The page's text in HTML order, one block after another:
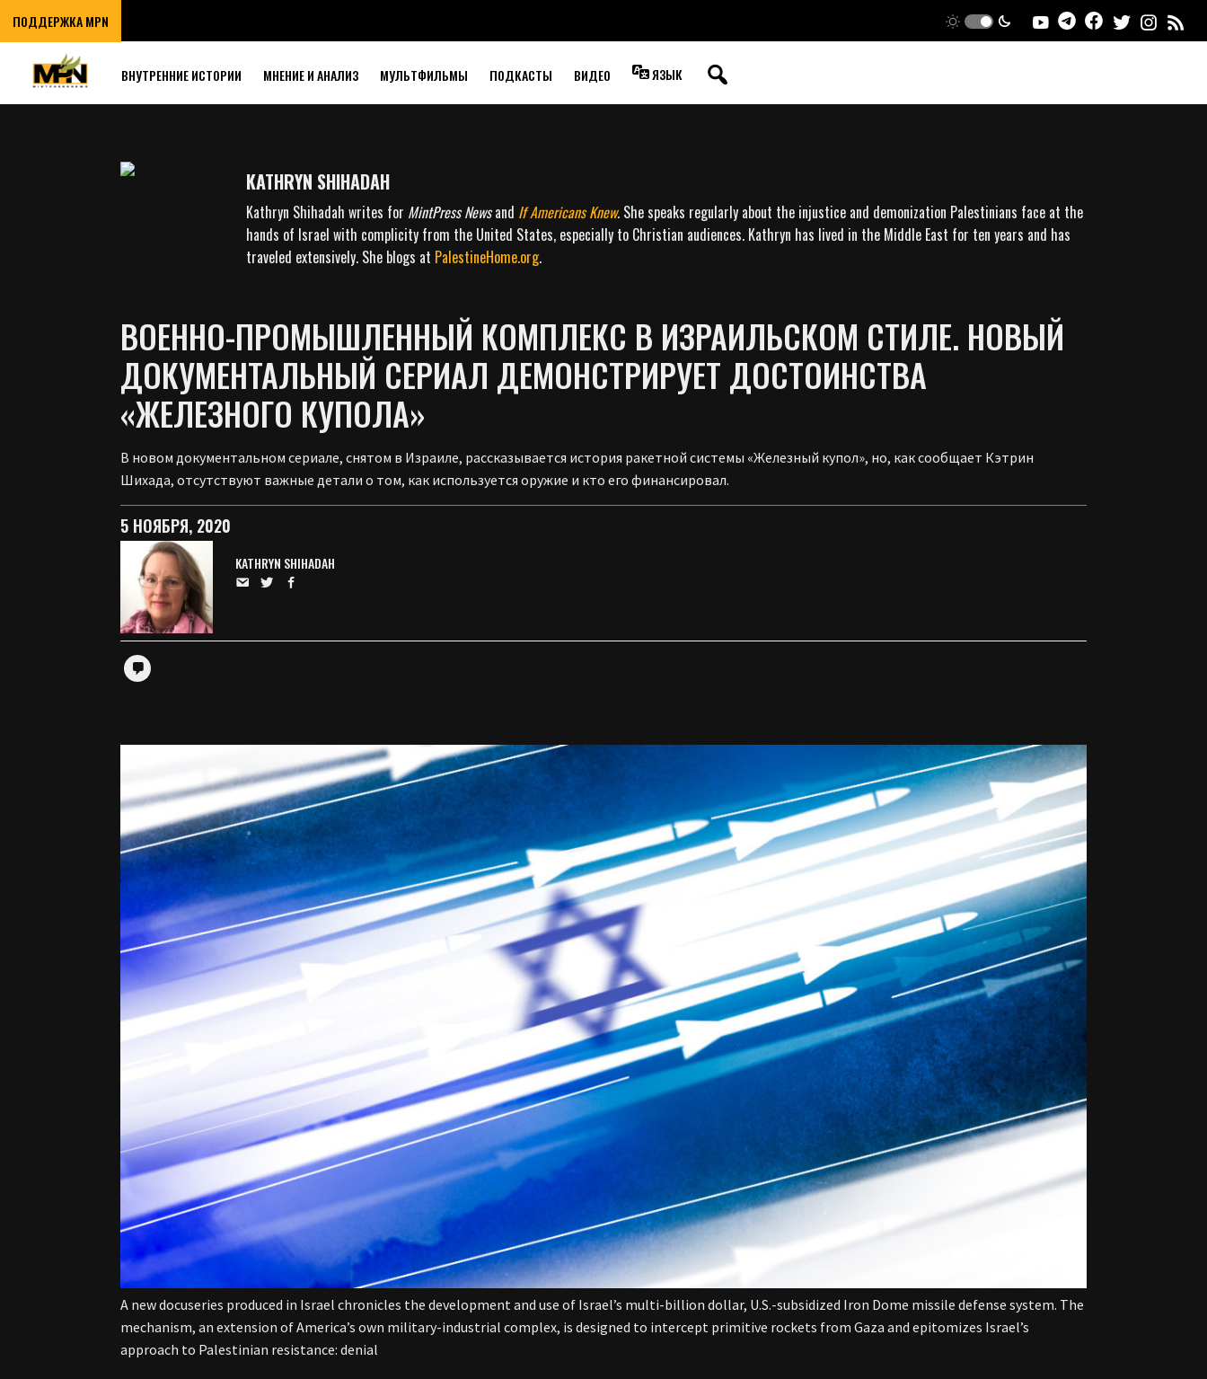
ПОДДЕРЖКА MPN
ВНУТРЕННИЕ ИСТОРИИ МНЕНИЕ И АНАЛИЗ МУЛЬТФИЛЬМЫ ПОДКАСТЫ ВИДЕО ЯЗЫК
KATHRYN SHIHADAH
Kathryn Shihadah writes for MintPress Newsand If Americans Knew. She speaks regularly about the injustice and demonization Palestinians face at the
hands of Israel with complicity from the United States, especially to Christian audiences. Kathryn has lived in the Middle East for ten years and has
traveled extensively. She blogs at PalestineHome.org.
ВОЕННО-ПРОМЫШЛЕННЫЙ КОМПЛЕКС В ИЗРАИЛЬСКОМ СТИЛЕ. НОВЫЙ
ДОКУМЕНТАЛЬНЫЙ СЕРИАЛ ДЕМОНСТРИРУЕТ ДОСТОИНСТВА
«ЖЕЛЕЗНОГО КУПОЛА»
В новом документальном сериале, снятом в Израиле, рассказывается история ракетной системы «Железный купол», но, как сообщает Кэтрин
Шихада, отсутствуют важные детали о том, как используется оружие и кто его финансировал.
5 НОЯБРЯ, 2020
KATHRYN SHIHADAH
A new docuseries produced in Israel chronicles the development and use of Israel’s multi-billion dollar, U.S.-subsidized Iron Dome missile defense system. The
mechanism, an extension of America’s own military-industrial complex, is designed to intercept primitive rockets from Gaza and epitomizes Israel’s
approach to Palestinian resistance: denial